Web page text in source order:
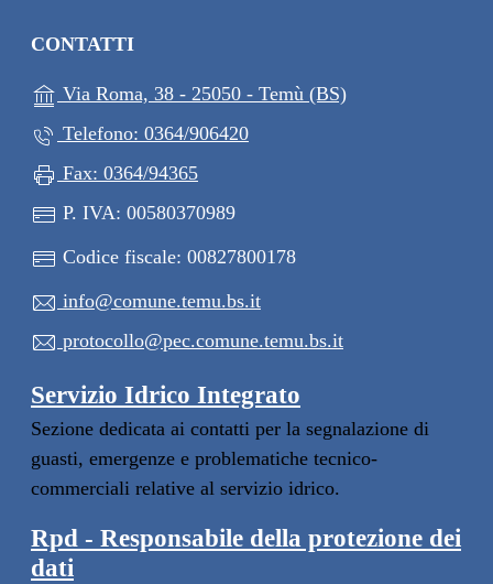
CONTATTI
Via Roma, 38 - 25050 - Temù (BS)
Telefono: 0364/906420
Fax: 0364/94365
P. IVA: 00580370989
Codice fiscale: 00827800178
info@comune.temu.bs.it
protocollo@pec.comune.temu.bs.it
Servizio Idrico Integrato
Sezione dedicata ai contatti per la segnalazione di
guasti, emergenze e problematiche tecnico-
commerciali relative al servizio idrico.
Rpd - Responsabile della protezione dei
dati